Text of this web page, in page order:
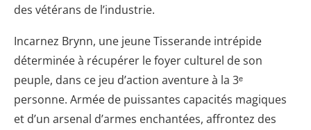
des vétérans de l’industrie.
Incarnez Brynn, une jeune Tisserande intrépide
déterminée à récupérer le foyer culturel de son
peuple, dans ce jeu d’action aventure à la 3ᵉ
personne. Armée de puissantes capacités magiques
et d’un arsenal d’armes enchantées, affrontez des